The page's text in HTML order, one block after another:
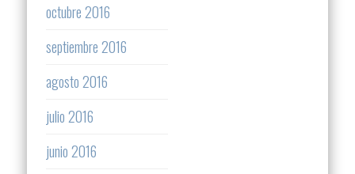
octubre 2016
septiembre 2016
agosto 2016
julio 2016
junio 2016